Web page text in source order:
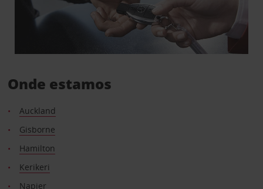
Onde estamos
Auckland
Gisborne
Hamilton
Kerikeri
Napier